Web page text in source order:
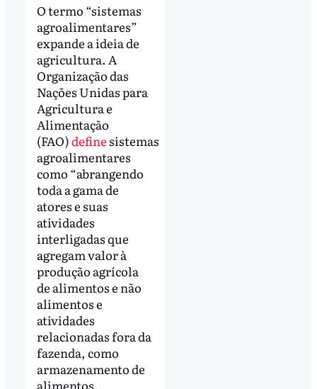
O termo “sistemas
agroalimentares”
expande a ideia de
agricultura. A
Organização das
Nações Unidas para
Agricultura e
Alimentação
(FAO)define sistemas
agroalimentares
como “abrangendo
toda a gama de
atores e suas
atividades
interligadas que
agregam valor à
produção agrícola
de alimentos e não
alimentos e
atividades
relacionadas fora da
fazenda, como
armazenamento de
alimentos,